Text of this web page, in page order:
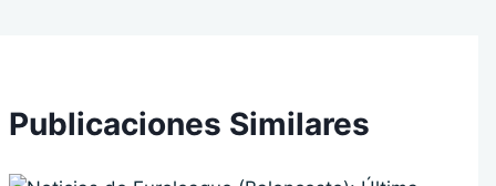
Publicaciones Similares